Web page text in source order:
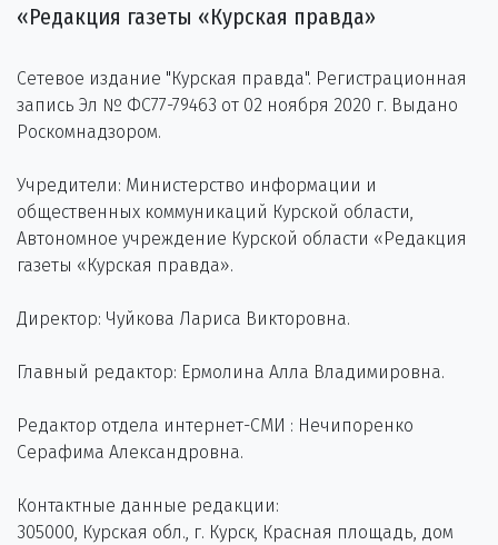
«Редакция газеты «Курская правда»
Сетевое издание "Курская правда". Регистрационная
запись Эл № ФС77-79463 от 02 ноября 2020 г. Выдано
Роскомнадзором.
Учредители: Министерство информации и
общественных коммуникаций Курской области,
Автономное учреждение Курской области «Редакция
газеты «Курская правда».
Директор: Чуйкова Лариса Викторовна.
Главный редактор: Ермолина Алла Владимировна.
Редактор отдела интернет-СМИ : Нечипоренко
Серафима Александровна.
Контактные данные редакции:
305000, Курская обл., г. Курск, Красная площадь, дом